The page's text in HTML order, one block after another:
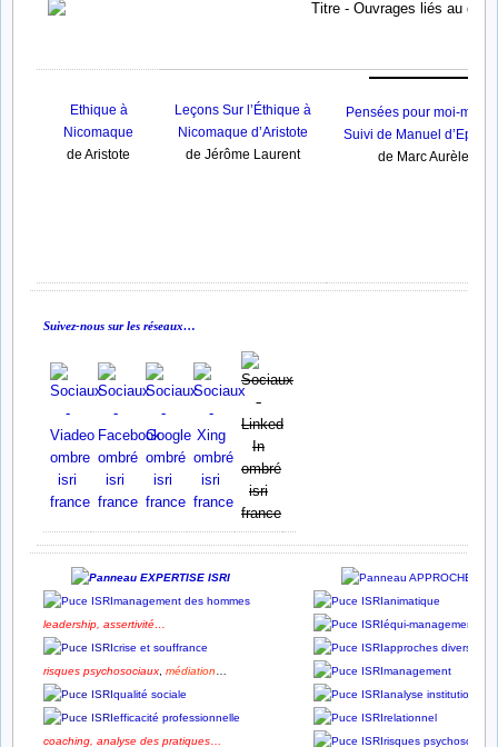
Ethique à
Nicomaque
de Aristote
Leçons Sur l’Éthique à
Nicomaque d’Aristote
de Jérôme Laurent
Pensées pour moi-
Suivi de Manuel
de Marc Aurèle
Suivez-nous sur les réseaux…
management des hommes
leadership assertivité…
crise et souffrance
risques psychosociaux médiation
qualité sociale
efficacité professionnelle
coaching, analyse des pratiques
animatique
équi-management
approches diverses
management
analyse institution
relationnel
risques psychosociaux